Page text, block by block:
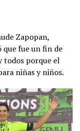
Zapopan,
que fue un fin de
todos porque el
niñas y niños.